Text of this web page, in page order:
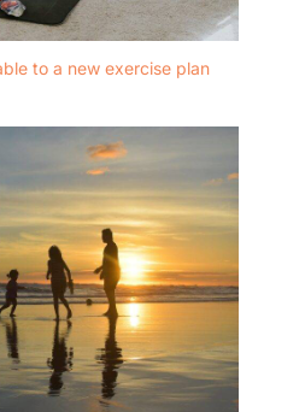
to a new exercise plan